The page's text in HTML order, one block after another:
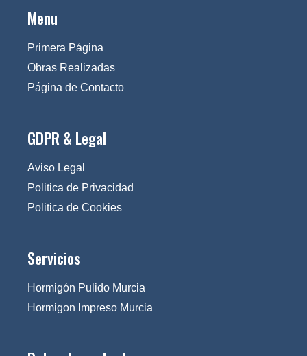
Menu
Primera Página
Obras Realizadas
Página de Contacto
GDPR & Legal
Aviso Legal
Politica de Privacidad
Politica de Cookies
Servicios
Hormigón Pulido Murcia
Hormigon Impreso Murcia